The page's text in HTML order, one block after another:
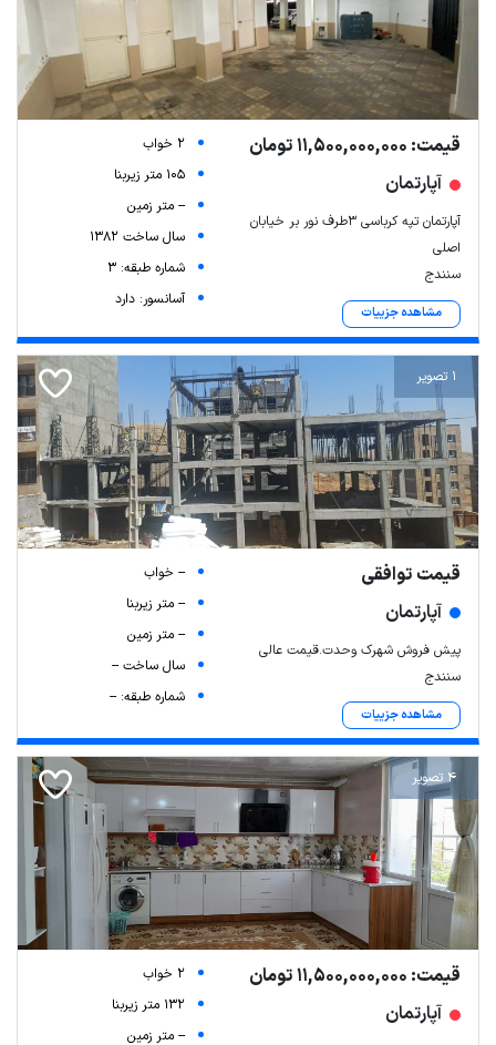
قیمت: 11,500,000,000 تومان
آپارتمان
آپارتمان تپه کرباسی ۳طرف نور بر خیابان
اصلی
سنندج
مشاهده جزییات
2 خواب
105 متر زیربنا
-- متر زمین
سال ساخت 1382
شماره طبقه: 3
آسانسور: دارد
1 تصویر
قیمت توافقی
آپارتمان
پیش فروش شهرک وحدت.قیمت عالی
سنندج
مشاهده جزییات
-- خواب
-- متر زیربنا
-- متر زمین
سال ساخت --
شماره طبقه: --
4 تصویر
قیمت: 11,500,000,000 تومان
آپارتمان
2 خواب
132 متر زیربنا
-- متر زمین